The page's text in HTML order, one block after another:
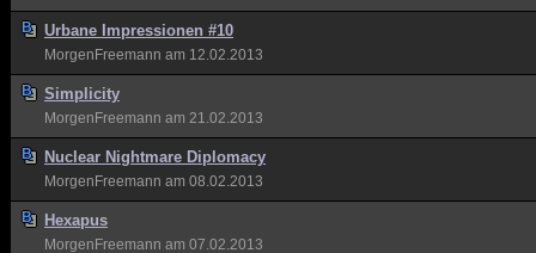
Urbane Impressionen #10
MorgenFreemann am 12.02.2013
Simplicity
MorgenFreemann am 21.02.2013
Nuclear Nightmare Diplomacy
MorgenFreemann am 08.02.2013
Hexapus
MorgenFreemann am 07.02.2013